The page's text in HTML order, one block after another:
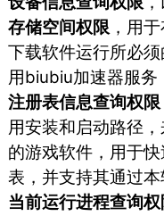
存储空间权限 ，用
下载软件运行所必
用biubiu加速器服务
注册表信息查询权限
用安装和启动路径
的游戏软件，用于
表，并支持其通过本
当前运行进程查询